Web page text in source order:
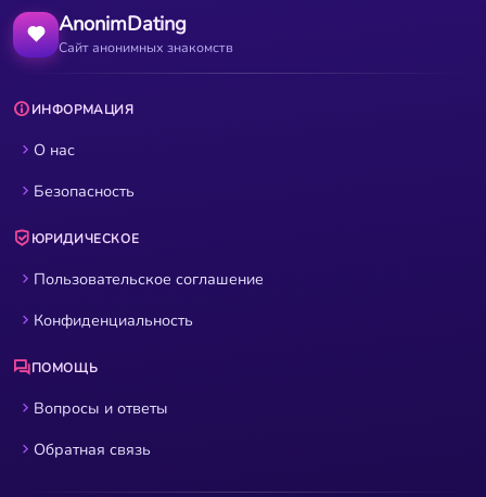
AnonimDating
Сайт анонимных знакомств
ИНФОРМАЦИЯ
О нас
Безопасность
ЮРИДИЧЕСКОЕ
Пользовательское соглашение
Конфиденциальность
ПОМОЩЬ
Вопросы и ответы
Обратная связь